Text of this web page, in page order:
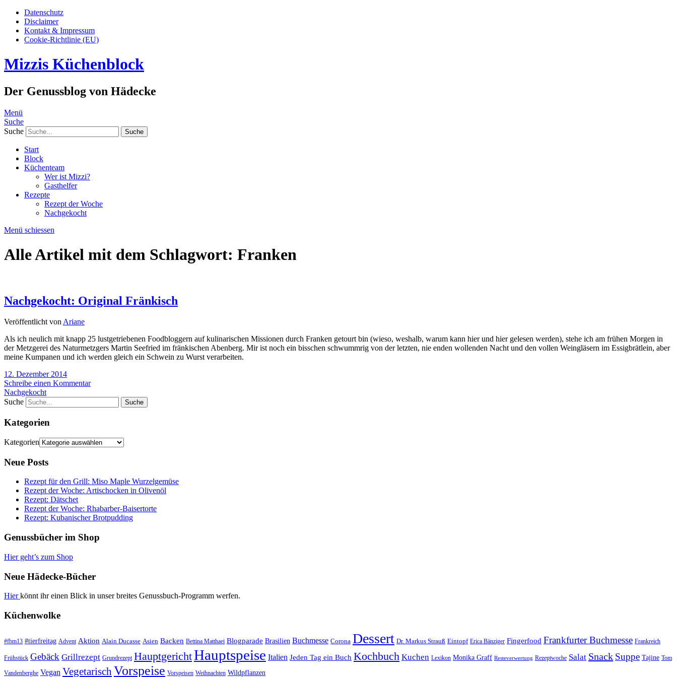
Datenschutz
Disclaimer
Kontakt & Impressum
Cookie-Richtlinie (EU)
Mizzis Küchenblock
Der Genussblog von Hädecke
Menü
Suche
Suche
Start
Block
Küchenteam
Wer ist Mizzi?
Gasthelfer
Rezepte
Rezept der Woche
Nachgekocht
Menü schiessen
Alle Artikel mit dem Schlagwort: Franken
Nachgekocht: Original Fränkisch
Veröffentlicht vonAriane
Als ich neulich mit knapp 25 lustgetriebenen Foodbloggern auf kulinarischen Missionen durch Franken getourt bin (wieso, weshalb, warum kann hier und hier gelesen werden), stehe ich am frühen Morgen in
der Metzgerei des Naturmetzgers Martin Seefried im fränkischen Abenberg. Mir ist noch ein bisschen schwummrig von der letzten, nie enden wollenden Nacht und den vollen Weingläsern im Essigbrätlein, aber
meine Kumpanen und ich werden gleich ein Schwein zu Wurst verarbeiten.
12. Dezember 2014
Schreibe einen Kommentar
Nachgekocht
Suche
Kategorien
Kategorien
Neue Posts
Rezept für den Grill: Miso Maple Wurzelgemüse
Rezept der Woche: Artischocken in Olivenöl
Rezept: Dätschet
Rezept der Woche: Rhabarber-Baisertorte
Rezept: Kubanischer Brotpudding
Genussbücher im Shop
Hier geht’s zum Shop
Neue Hädecke-Bücher
Hierkönnt ihr einen Blick in unser breites Genussbuch-Programm werfen.
Küchenwolke
#fbm13 #tierfreitag Advent Aktion Alain Ducasse Asien Backen Bettina Matthaei Blogparade Brasilien Buchmesse Corona Dessert Dr. Markus Strauß Eintopf Erica Bänziger Fingerfood Frankfurter Buchmesse Frankreich
Frühstück Gebäck Grillrezept Grundrezept HauptgerichtHauptspeise Italien Jeden Tag ein Buch Kochbuch Kuchen Lexikon Monika Graff Resteverwertung Rezeptwoche Salat Snack Suppe Tajine Tom
Vandenberghe Vegan Vegetarisch Vorspeise Vorspeisen Weihnachten Wildpflanzen